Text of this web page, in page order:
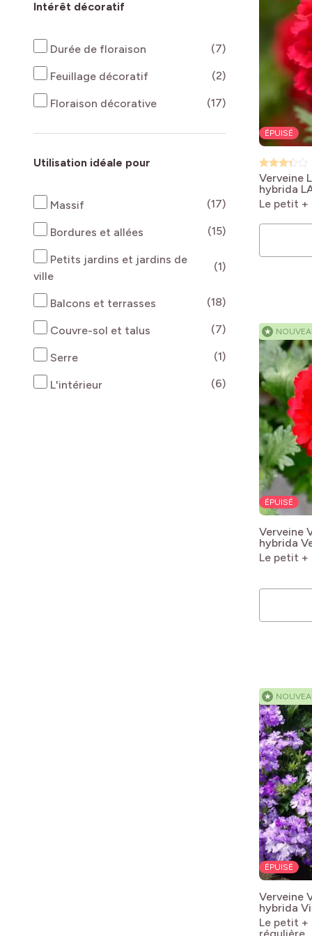
Intérêt décoratif
Durée de floraison (7)produits
Feuillage décoratif (2)produits
Floraison décorative (17)produits
Utilisation idéale pour
Massif (17)produits
Bordures et allées (15)produits
Petits jardins et jardins de
ville
(1)produits
Balcons et terrasses (18)produits
Couvre-sol et talus (7)produits
Serre (1)produits
L'intérieur (6)produits
ÉPUISÉ
Verveine
hybrida
Le petit
★
ÉPUISÉ
Verveine
hybrida
Le petit +
★
ÉPUISÉ
Verveine
hybrida
Le petit +